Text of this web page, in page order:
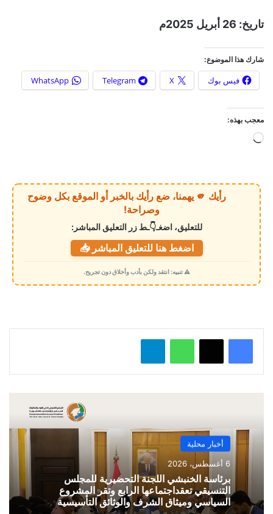
تاريخ: 26 أبريل 2025م
شارك هذا الموضوع:
فيس بوك X
Telegram
WhatsApp
معجب بهذه:
ي
م
ي
رأيك 🫵 يهمنا، ضع رأيك بالخبر أو الموقع بكل وضوح
وصراحة!
للتعليق، اضغـ👇ـط زر التعليق المباشر:
اضغط هنا للتعليق المباشر 📥
⚠️ تنبيه: انتقد ولكن بأدب وأخلاق دون تجريح.
واتساب
أخبار محلية
6 أغسطس، 2026
برئاسة الخنبشي اللجنة التحضيرية للمجلس
التنسيقي تعقداجتماعها الرابع وتقر المشروع
السياسي وميثاق الشرف والوثائق التأسيسية